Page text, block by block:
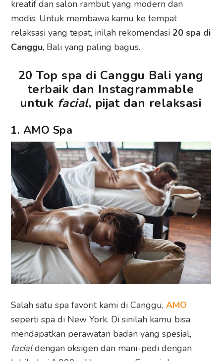
kreatif dan salon rambut yang modern dan
modis. Untuk membawa kamu ke tempat
relaksasi yang tepat, inilah rekomendasi 20 spa di
Canggu, Bali yang paling bagus.
20 Top spa di Canggu Bali yang
terbaik dan Instagrammable
untuk facial, pijat dan relaksasi
1. AMO Spa
Salah satu spa favorit kami di Canggu,AMO
seperti spa di New York. Di sinilah kamu bisa
mendapatkan perawatan badan yang spesial,
facialdengan oksigen dan mani-pedi dengan